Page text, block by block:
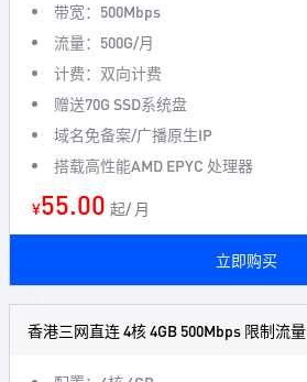
带宽：500Mbps
流量：500G/月
计费：双向计费
赠送70G SSD系统盘
域名免备案/广播原生IP
搭载高性能AMD EPYC 处理器
¥55.00 起/ 月
立即购买
香港三网直连 4核 4GB 500Mbps 限制流量